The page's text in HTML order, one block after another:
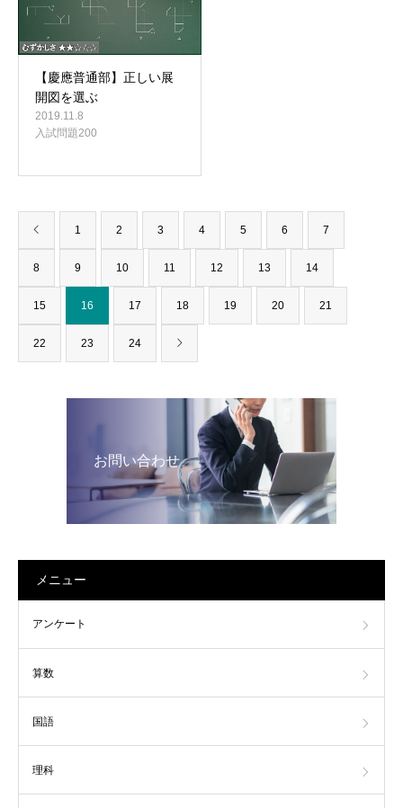
【慶應普通部】正しい展
開図を選ぶ
2019.11.8
入試問題200
1 2 3 4 5 6 7
8 9 10 11 12 13 14
15 16 17 18 19 20 21
22 23 24
お問い合わせ
メニュー
アンケート
算数
国語
理科